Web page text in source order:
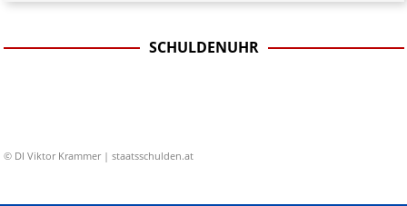
SCHULDENUHR
© DI Viktor Krammer | staatsschulden.at